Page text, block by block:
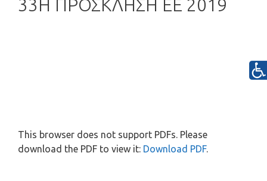
33Η ΠΡΟΣΚΛΗΣΗ ΕΕ 2019
This browser does not support PDFs. Please
download the PDF to view it: Download PDF.